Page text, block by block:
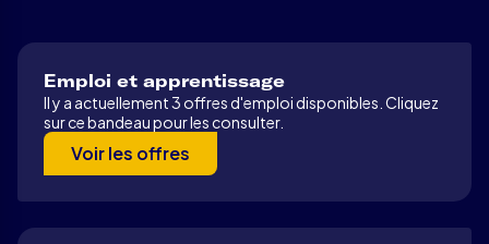
Emploi et apprentissage
Il y a actuellement 3 offres d'emploi disponibles. Cliquez
sur ce bandeau pour les consulter.
Voir les offres